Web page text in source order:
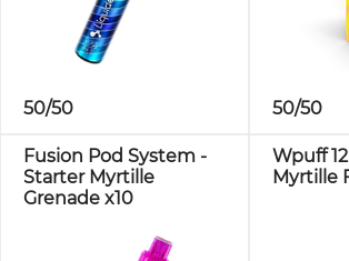
50/50 50/50
Fusion Pod System -
Starter Myrtille
Grenade x10
Wpuff
Myrtille